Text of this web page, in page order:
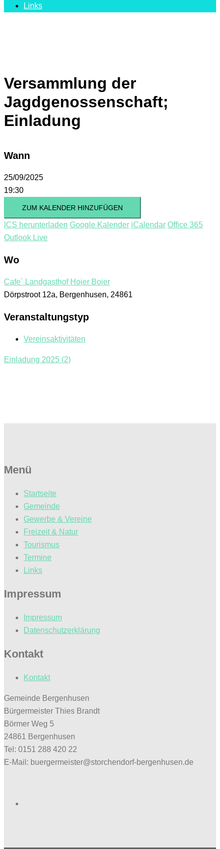
Links
Versammlung der
Jagdgenossenschaft;
Einladung
Wann
25/09/2025
19:30
ZUM KALENDER HINZUFÜGEN
ICS herunterladen Google Kalender iCalendar Office 365
Outlook Live
Wo
Cafe´ Landgasthof Hoier Boier
Dörpstroot 12a, Bergenhusen, 24861
Veranstaltungstyp
Vereinsaktivitäten
Einladung 2025 (2)
Menü
Startseite
Gemeinde
Gewerbe & Vereine
Freizeit & Natur
Tourismus
Termine
Links
Impressum
Impressum
Datenschutzerklärung
Kontakt
Kontakt
Gemeinde Bergenhusen
Bürgermeister Thies Brandt
Börmer Weg 5
24861 Bergenhusen
Tel: 0151 288 420 22
E-Mail: buergermeister@storchendorf-bergenhusen.de